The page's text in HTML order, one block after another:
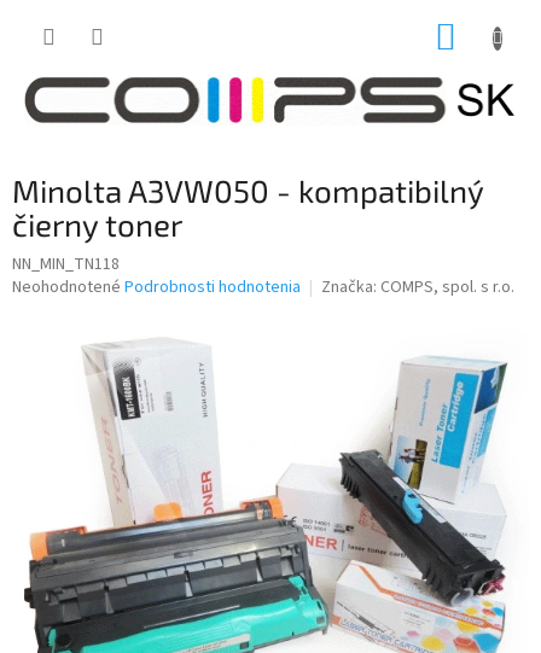
Minolta A3VW050 - kompatibilný
čierny toner
NN_MIN_TN118
Priemerné
Neohodnotené Podrobnosti hodnotenia Značka: COMPS, spol. s r.o.